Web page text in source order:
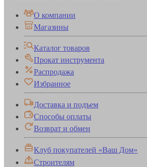
О компании
Магазины
Каталог товаров
Прокат инструмента
Распродажа
Избранное
Доставка и подъем
Способы оплаты
Возврат и обмен
Клуб покупателей «Ваш Дом»
Строителям